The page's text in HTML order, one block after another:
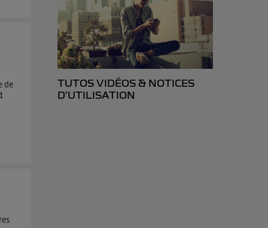
de
TUTOS VIDÉOS & NOTICES
D’UTILISATION